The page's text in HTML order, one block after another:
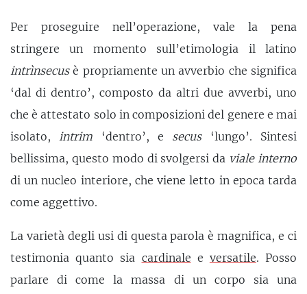
Per proseguire nell’operazione, vale la pena
stringere un momento sull’etimologia il latino
intrìnsecusè propriamente un avverbio che significa
‘dal di dentro’, composto da altri due avverbi, uno
che è attestato solo in composizioni del genere e mai
isolato, intrim ‘dentro’, e secus‘lungo’. Sintesi
bellissima, questo modo di svolgersi da viale interno
di un nucleo interiore, che viene letto in epoca tarda
come aggettivo.
La varietà degli usi di questa parola è magnifica, e ci
testimonia quanto sia cardinale e versatile. Posso
parlare di come la massa di un corpo sia una